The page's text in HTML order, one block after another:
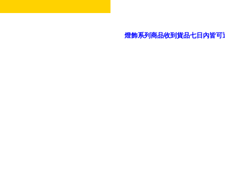
燈飾系列商品收到貨品七日內皆